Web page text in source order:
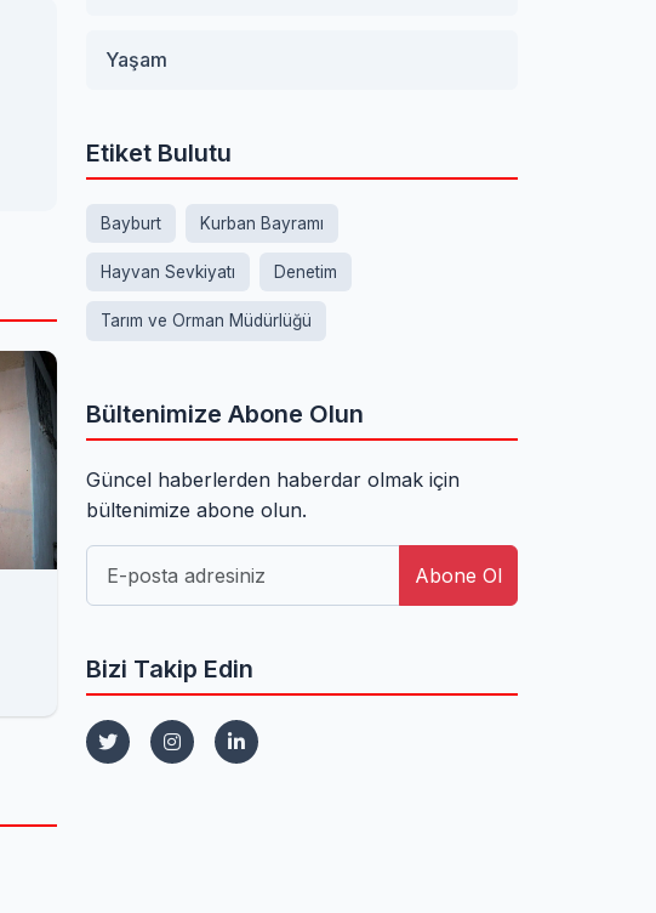
Yaşam
Etiket Bulutu
Bayburt Kurban Bayramı
Hayvan Sevkiyatı Denetim
Tarım ve Orman Müdürlüğü
Bültenimize Abone Olun
Güncel haberlerden haberdar olmak için
bültenimize abone olun.
Abone Ol
Bizi Takip Edin